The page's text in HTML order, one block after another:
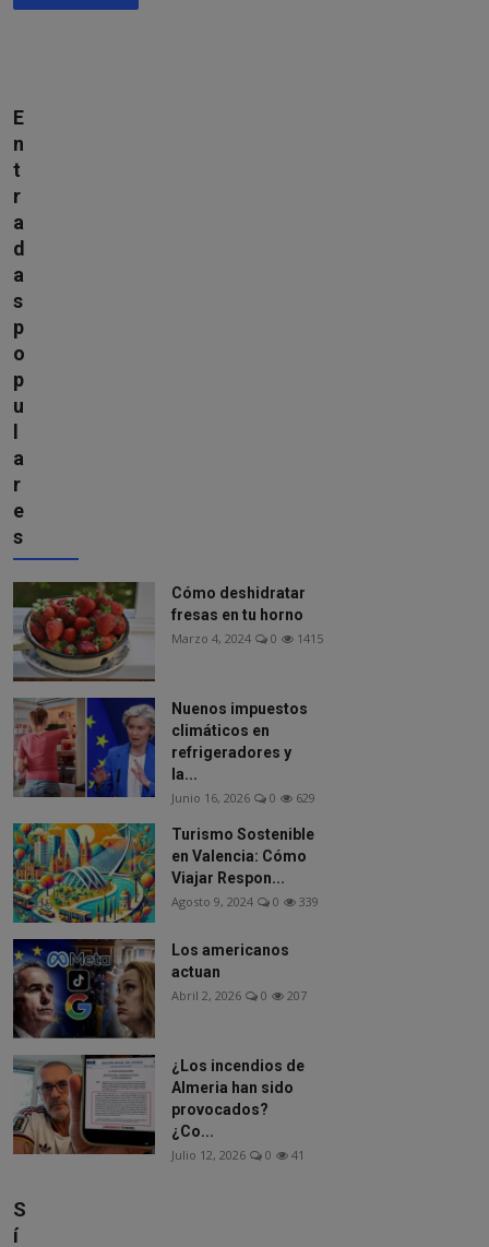
E
n
t
r
a
d
a
s
p
o
p
u
a
r
e
s
Cómo deshidratar
fresas en tu horno
Marzo 4, 2024 0 1415
Nuenos impuestos
climáticos en
refrigeradores y
la...
Junio 16, 2026 0 629
Turismo Sostenible
en Valencia: Cómo
Viajar Respon...
Agosto 9, 2024 0 339
Los americanos
actuan
Abril 2, 2026 0 207
¿Los incendios de
Almeria han sido
provocados?
¿Co...
Julio 12, 2026 0 41
S
í